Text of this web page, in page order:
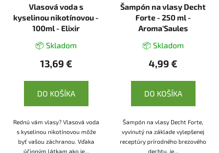
Vlasová voda s
kyselinou nikotínovou -
100ml - Elixir
📦 Skladom
13,69 €
DO KOŠÍKA
Rednú vám vlasy? Vlasová voda
s kyselinou nikotínovou môže
byť vašou záchranou. Vďaka
účinným látkam ako je...
Šampón na vlasy Decht
Forte - 250 ml -
Aroma'Saules
📦 Skladom
4,99 €
DO KOŠÍKA
Šampón na vlasy Decht Forte,
vyvinutý na základe vylepšenej
receptúry prírodného brezového
dechtu, je...